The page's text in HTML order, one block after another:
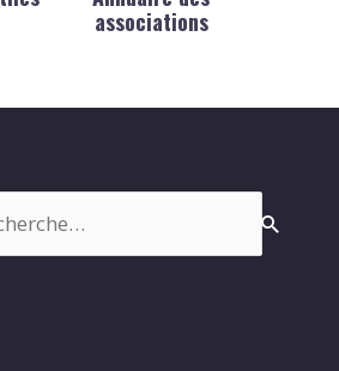
associations